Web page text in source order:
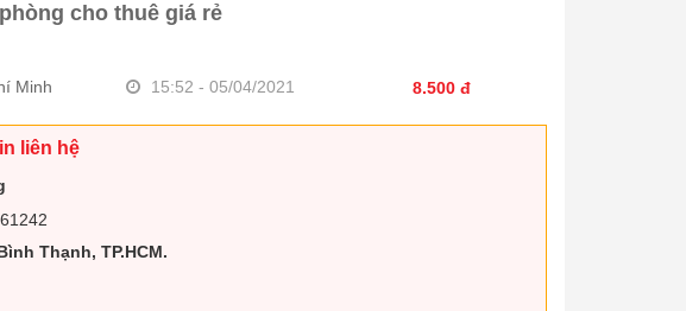
cho thuê giá rẻ
Minh 15:52 - 05/04/2021 8.500 đ
liên hệ
Thạnh, TP.HCM.